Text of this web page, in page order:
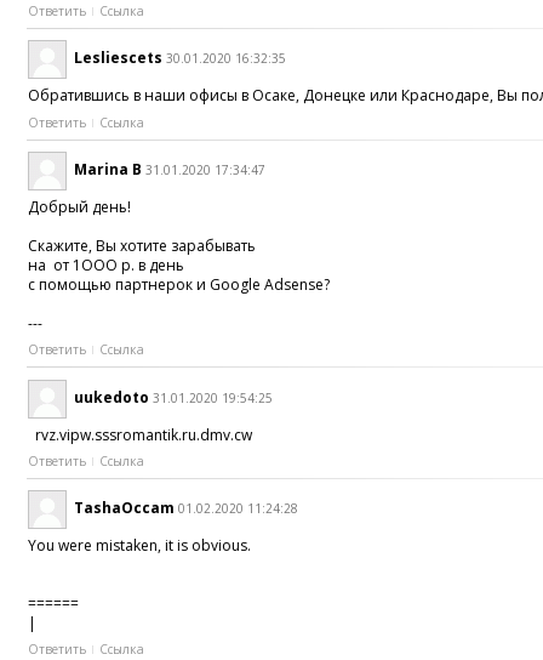
Ответить Ссылка
Lesliescets 30.01.2020 16:32:35
Обратившись в наши офисы в Осаке, Донецке или Краснодаре, Вы
Ответить Ссылка
Marina B 31.01.2020 17:34:47
Добрый день!
Скажите, Вы хотите зapaбывать
на от 1OOO р. в день
с помощью партнерок и Google Adsense?
---
Ответить Ссылка
uukedoto 31.01.2020 19:54:25
rvz.vipw.sssromantik.ru.dmv.cw
Ответить Ссылка
TashaOccam 01.02.2020 11:24:28
You were mistaken, it is obvious.
======
|
Ответить Ссылка